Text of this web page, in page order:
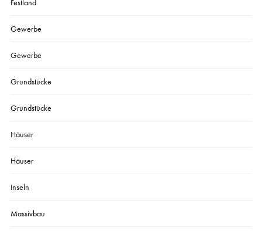
Festland
Gewerbe
Gewerbe
Grundstücke
Grundstücke
Häuser
Häuser
Inseln
Massivbau